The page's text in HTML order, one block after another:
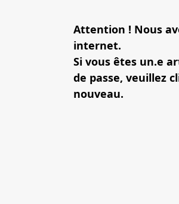
Attention ! Nous
internet.
Si vous êtes un.e
de passe, veuillez
nouveau.